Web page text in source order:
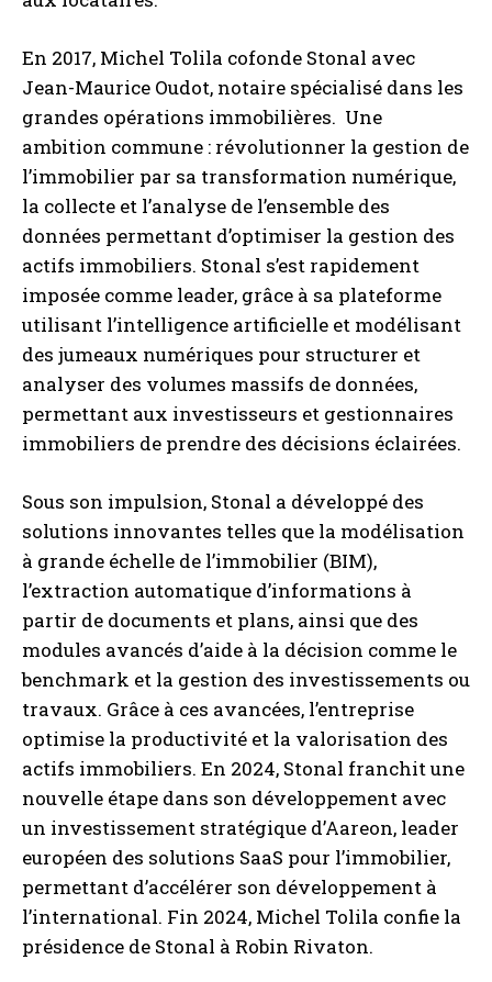
En 2017, Michel Tolila cofonde Stonal avec
Jean-Maurice Oudot, notaire spécialisé dans les
grandes opérations immobilières. Une
ambition commune : révolutionner la gestion de
l’immobilier par sa transformation numérique,
la collecte et l’analyse de l’ensemble des
données permettant d’optimiser la gestion des
actifs immobiliers. Stonal s’est rapidement
imposée comme leader, grâce à sa plateforme
utilisant l’intelligence artificielle et modélisant
des jumeaux numériques pour structurer et
analyser des volumes massifs de données,
permettant aux investisseurs et gestionnaires
immobiliers de prendre des décisions éclairées.
Sous son impulsion, Stonal a développé des
solutions innovantes telles que la modélisation
à grande échelle de l’immobilier (BIM),
l’extraction automatique d’informations à
partir de documents et plans, ainsi que des
modules avancés d’aide à la décision comme le
benchmark et la gestion des investissements ou
travaux. Grâce à ces avancées, l’entreprise
optimise la productivité et la valorisation des
actifs immobiliers. En 2024, Stonal franchit une
nouvelle étape dans son développement avec
un investissement stratégique d’Aareon, leader
européen des solutions SaaS pour l’immobilier,
permettant d’accélérer son développement à
l’international. Fin 2024, Michel Tolila confie la
présidence de Stonal à Robin Rivaton.